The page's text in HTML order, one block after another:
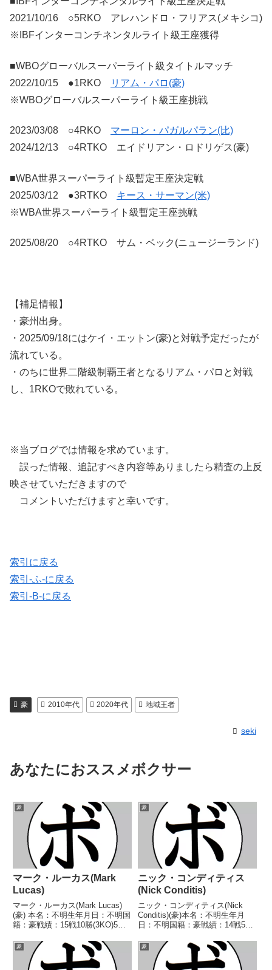
2021/10/16 ○5RKO アレハンドロ・フリアス(メキシコ)
※IBFインターコンチネンタルライト級王座獲得
■WBOグローバルスーパーライト級タイトルマッチ
2022/10/15 ●1RKO
リアム・パロ(豪)
※WBOグローバルスーパーライト級王座挑戦
2023/03/08 ○4RKO マーロン・パガルパラン(比)
2024/12/13 ○4RTKO エイドリアン・ロドリゲス(豪)
■WBA世界スーパーライト級暫定王座決定戦
2025/03/12 ●3RTKO キース・サーマン(米)
※WBA世界スーパーライト級暫定王座挑戦
2025/08/20 ○4RTKO サム・ベック(ニュージーランド)
【補足情報】
・豪州出身。
・2025/09/18にはケイ・エットン(豪)と対戦予定だったが
流れている。
・のちに世界二階級制覇王者となるリアム・パロと対戦
し、1RKOで敗れている。
※当ブログでは情報を求めています。
誤った情報、追記すべき内容等ありましたら精査の上反
映させていただきますので
コメントいただけますと幸いです。
索引に戻る
索引-ふ-に戻る
索引-B-に戻る
豪 2010年代 2020年代 地域王者
seki
あなたにおススメボクサー
豪
マーク・ルーカス(Mark
Lucas)
マーク・ルーカス(Mark Lucas)
(豪) 本名：不明生年月日：不明国
籍：豪戦績：15戦10勝(3KO)5
太平洋ミドル級シルバー王
座 【戦歴】2014/12/03 ○3R棄
権 トラビス・バートン(豪)20...
豪
ニック・コンディティス
(Nick Conditis)
ニック・コンディティス(Nick
Conditis)(豪)本名：不明生年月
日：不明国籍：豪戦績：14戦5勝
【戦歴】1980/12/17 △4R判定
(採点不明) ロッキー・ウォーレ
ン(豪)1981/03/06 ●...
豪 豪